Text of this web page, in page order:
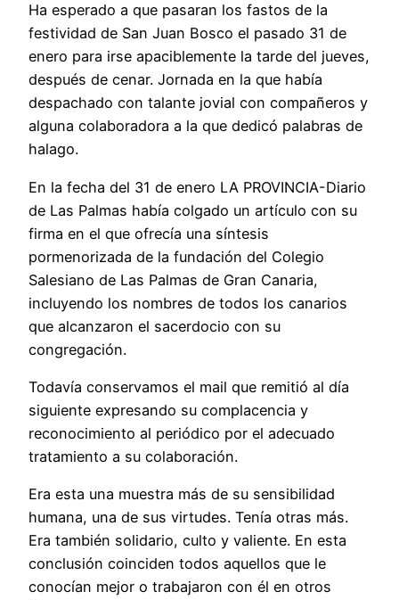
Ha esperado a que pasaran los fastos de la
festividad de San Juan Bosco el pasado 31 de
enero para irse apaciblemente la tarde del jueves,
después de cenar. Jornada en la que había
despachado con talante jovial con compañeros y
alguna colaboradora a la que dedicó palabras de
halago.
En la fecha del 31 de enero LA PROVINCIA-Diario
de Las Palmas había colgado un artículo con su
firma en el que ofrecía una síntesis
pormenorizada de la fundación del Colegio
Salesiano de Las Palmas de Gran Canaria,
incluyendo los nombres de todos los canarios
que alcanzaron el sacerdocio con su
congregación.
Todavía conservamos el mail que remitió al día
siguiente expresando su complacencia y
reconocimiento al periódico por el adecuado
tratamiento a su colaboración.
Era esta una muestra más de su sensibilidad
humana, una de sus virtudes. Tenía otras más.
Era también solidario, culto y valiente. En esta
conclusión coinciden todos aquellos que le
conocían mejor o trabajaron con él en otros